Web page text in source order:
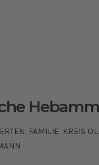
, FAMILIE, KREIS